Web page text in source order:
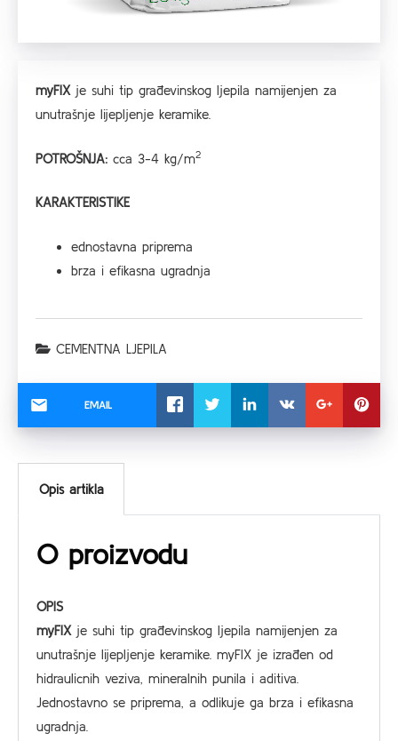
myFIXje suhi tip građevinskog ljepila namijenjen za
unutrašnje lijepljenje keramike.
POTROŠNJA: cca 3-4 kg/m2
KARAKTERISTIKE
ednostavna priprema
brza i efikasna ugradnja
CEMENTNA LJEPILA
EMAIL
Opis artikla
O proizvodu
OPIS
myFIXje suhi tip građevinskog ljepila namijenjen za
unutrašnje lijepljenje keramike. myFIX je izrađen od
hidraulicnih veziva, mineralnih punila i aditiva.
Jednostavno se priprema, a odlikuje ga brza i efikasna
ugradnja.